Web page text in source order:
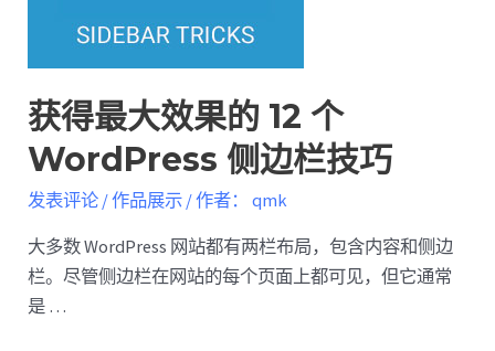
获得最大效果的 12 个
WordPress 侧边栏技巧
发表评论 /作品展示 / 作者： qmk
大多数 WordPress 网站都有两栏布局，包含内容和侧边
栏。尽管侧边栏在网站的每个页面上都可见，但它通常
是 …